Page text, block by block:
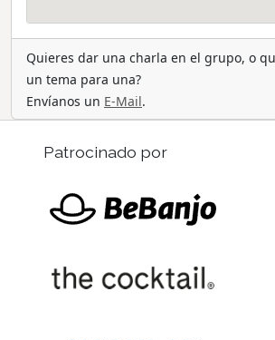
Quieres dar una charla en el grupo, o
un tema para una?
Envíanos un E-Mail.
Patrocinado por